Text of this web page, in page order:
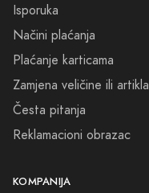
Isporuka
Načini plaćanja
Plaćanje karticama
Zamjena veličine ili artikla
Česta pitanja
Reklamacioni obrazac
KOMPANIJA